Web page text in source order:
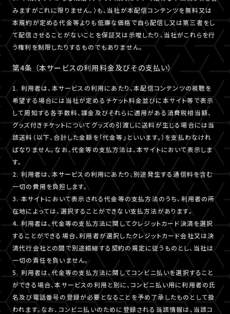
みますがこれに限りません。）も、当社が本配信コンテンツを無料又は
本規約が定める代金等よりも低廉な価格で自ら配信し又は第三者をし
て配信させることがないことを保証又は示唆したり、当社がこれらを行
う権利を制限したりするものでもありません。
第4条 （本サービスの利用料金及びその支払い）
1. 利用者は、本サービスの利用にあたり、本配信コンテンツの視聴を
希望する場合には当社が定めるチケット料金並びに本サイト等で表示
して周知する各手数料、課金及びそれらに適用がある消費税相当額、
グッズ付きチケットについてグッズの引渡しに送料が生じる場合には当
該送料（以下、合計した金額を「代金等」といいます。）を支払わなけれ
ばなりません。なお、代金等の支払方法は、本サイトにおいて表示しま
す。
2. 利用者は、本サービスの利用にあたり、別途発生する通信料を含む
一切の費用を負担します。
3. 本サイトにおいて表示される代金等の支払方法のうち、利用者の所
在地によっては、選択することができない支払方法があります。
4. 利用者は、代金等の支払方法に関してクレジットカード決済を選択
することができる場合、利用者が選択したクレジットカード会社又は決
済代行会社との間で別途締結する契約の規定に従うものとし、当社は
一切の責任を負いません。
5. 利用者は、代金等の支払方法に関してコンビニ払いを選択すること
ができる場合、本サービスの利用と別に、コンビニ払い用に利用者の氏
名及び電話番号の登録が必要となることを予め了承したものとして扱
われます。なお、コンビニ払いのために登録される当該情報は、当該コ